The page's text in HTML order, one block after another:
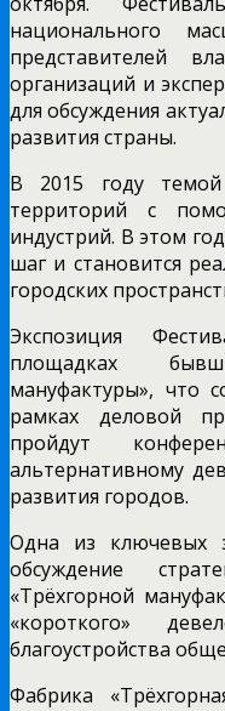
национального
представителей
организаций и
для обсуждения
развития страны.
В 2015 году темой
территорий с
индустрий. В этом
шаг и становится
городских
Экспозиция
площадках
мануфактуры», что
рамках деловой
пройдут
альтернативному
развития городов.
Одна из ключевых
обсуждение
«Трёхгорной
«короткого»
благоустройства
Фабрика